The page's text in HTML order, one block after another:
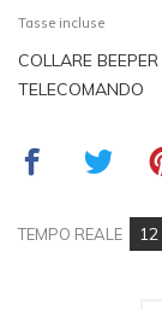
Tasse incluse
COLLARE
TELECOMANDO
TEMPO REALE 12